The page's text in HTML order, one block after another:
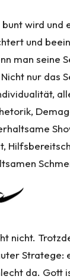
wird und
und
man seine
nur das
nicht.
Stratege:
da. Gott